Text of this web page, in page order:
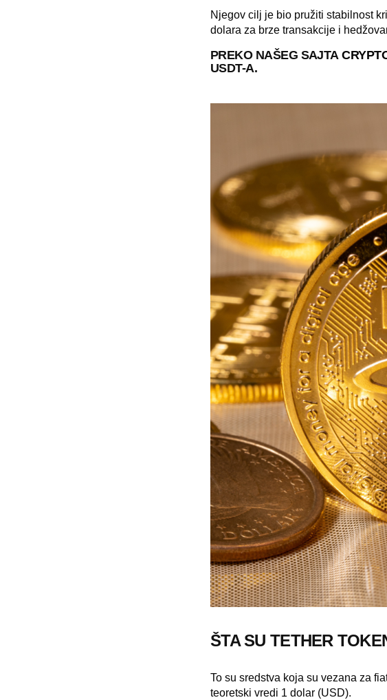
Njegov cilj je bio pružiti stabilnost
dolara za brze transakcije i
PREKO NAŠEG SAJTA
USDT-A.
ŠTA SU TETHER
To su sredstva koja su vezana za
teoretski vredi 1 dolar (USD).